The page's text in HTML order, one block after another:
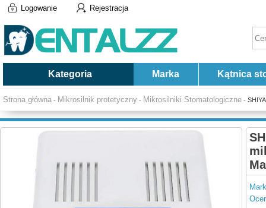
Logowanie Rejestracja
Kategoria Marka Kątnica
Strona główna - Mikrosilnik protetyczny - Mikrosilniki Stomatologiczne -